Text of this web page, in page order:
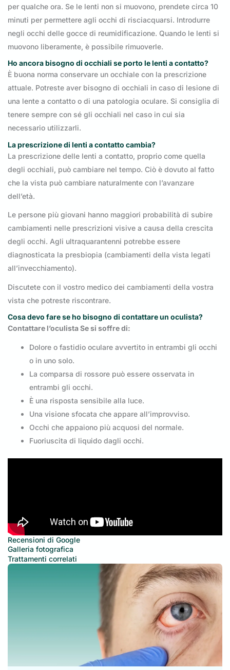
per qualche ora. Se le lenti non si muovono, prendete circa 10
minuti per permettere agli occhi di risciacquarsi. Introdurre
negli occhi delle gocce di reumidificazione. Quando le lenti si
muovono liberamente, è possibile rimuoverle.
Ho ancora bisogno di occhiali se porto le lenti a contatto?
È buona norma conservare un occhiale con la prescrizione
attuale. Potreste aver bisogno di occhiali in caso di lesione di
una lente a contatto o di una patologia oculare. Si consiglia di
tenere sempre con sé gli occhiali nel caso in cui sia
necessario utilizzarli.
La prescrizione di lenti a contatto cambia?
La prescrizione delle lenti a contatto, proprio come quella
degli occhiali, può cambiare nel tempo. Ciò è dovuto al fatto
che la vista può cambiare naturalmente con l’avanzare
dell’età.
Le persone più giovani hanno maggiori probabilità di subire
cambiamenti nelle prescrizioni visive a causa della crescita
degli occhi. Agli ultraquarantenni potrebbe essere
diagnosticata la presbiopia (cambiamenti della vista legati
all’invecchiamento).
Discutete con il vostro medico dei cambiamenti della vostra
vista che potreste riscontrare.
Cosa devo fare se ho bisogno di contattare un oculista?
Contattare l’oculista Se si soffre di:
Dolore o fastidio oculare avvertito in entrambi gli occhi
o in uno solo.
La comparsa di rossore può essere osservata in
entrambi gli occhi.
È una risposta sensibile alla luce.
Una visione sfocata che appare all’improvviso.
Occhi che appaiono più acquosi del normale.
Fuoriuscita di liquido dagli occhi.
Recensioni di Google
Galleria fotografica
Trattamenti correlati